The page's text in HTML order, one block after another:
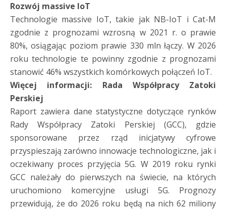
Rozwój massive IoT
Technologie massive IoT, takie jak NB-IoT i Cat-M
zgodnie z prognozami wzrosną w 2021 r. o prawie
80%, osiągając poziom prawie 330 mln łączy. W 2026
roku technologie te powinny zgodnie z prognozami
stanowić 46% wszystkich komórkowych połączeń IoT.
Więcej informacji: Rada Współpracy Zatoki
Perskiej
Raport zawiera dane statystyczne dotyczące rynków
Rady Współpracy Zatoki Perskiej (GCC), gdzie
sponsorowane przez rząd inicjatywy cyfrowe
przyspieszają zarówno innowacje technologiczne, jak i
oczekiwany proces przyjęcia 5G. W 2019 roku rynki
GCC należały do pierwszych na świecie, na których
uruchomiono komercyjne usługi 5G. Prognozy
przewidują, że do 2026 roku będą na nich 62 miliony